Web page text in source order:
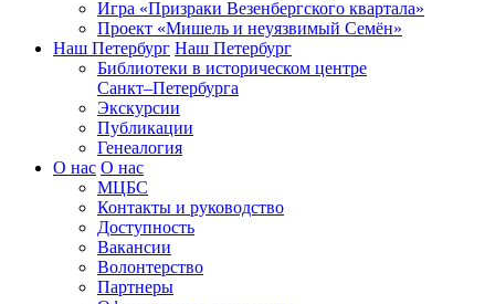
Игра «Призраки Везенбергского квартала»
Проект «Мишель и неуязвимый Семён»
Наш Петербург Наш Петербург
Библиотеки в историческом центре
Санкт–Петербурга
Экскурсии
Публикации
Генеалогия
О нас О нас
МЦБС
Контакты и руководство
Доступность
Вакансии
Волонтерство
Партнеры